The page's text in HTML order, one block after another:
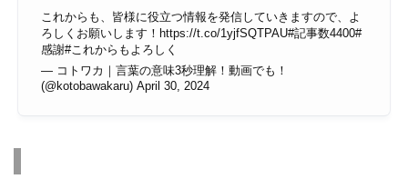
これからも、皆様に役立つ情報を発信していきますので、よ
ろしくお願いします！ https://t.co/1yjfSQTPAU#記事数4400#
感謝#これからもよろしく
— コトワカ｜言葉の意味3秒理解！動画でも！
(@kotobawakaru) April 30, 2024